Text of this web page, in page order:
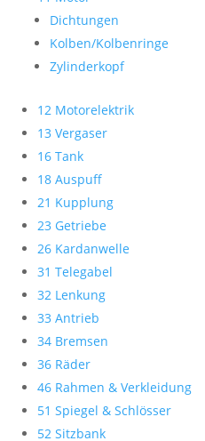
Dichtungen
Kolben/Kolbenringe
Zylinderkopf
12 Motorelektrik
13 Vergaser
16 Tank
18 Auspuff
21 Kupplung
23 Getriebe
26 Kardanwelle
31 Telegabel
32 Lenkung
33 Antrieb
34 Bremsen
36 Räder
46 Rahmen & Verkleidung
51 Spiegel & Schlösser
52 Sitzbank